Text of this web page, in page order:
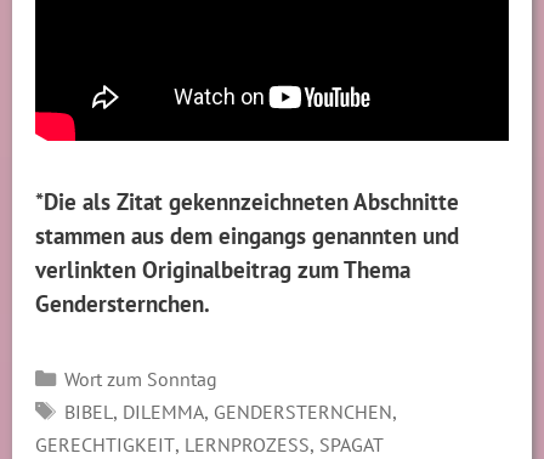
*Die als Zitat gekennzeichneten Abschnitte
stammen aus dem eingangs genannten und
verlinkten Originalbeitrag zum Thema
Gendersternchen.
Kategorien
Wort zum Sonntag
SCHLAGWÖRTER
BIBEL , DILEMMA, GENDERSTERNCHEN,
GERECHTIGKEIT, LERNPROZESS, SPAGAT